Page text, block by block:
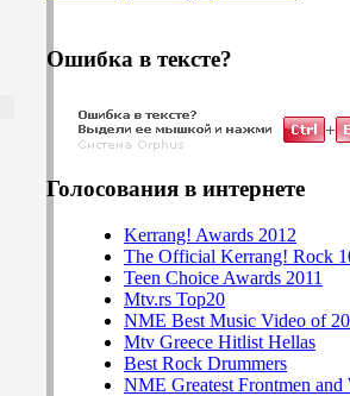
Ошибка в тексте?
Голосования в интернете
Kerrang! Awards 2012
The Official Kerrang! Rock
Teen Choice Awards 2011
Mtv.rs Top20
NME Best Music Video of
Mtv Greece Hitlist Hellas
Best Rock Drummers
NME Greatest Frontmen and